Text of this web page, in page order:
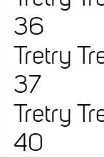
36
Tretry
37
Tretry
40